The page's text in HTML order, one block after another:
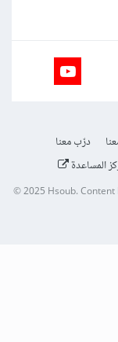
درّب معنا
المساعدة
© 2025Hsoub.